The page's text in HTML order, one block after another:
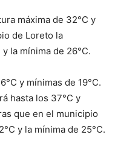
máxima de 32°C y
de Loreto la
la mínima de 26°C.
y mínimas de 19°C.
hasta los 37°C y
que en el municipio
y la mínima de 25°C.